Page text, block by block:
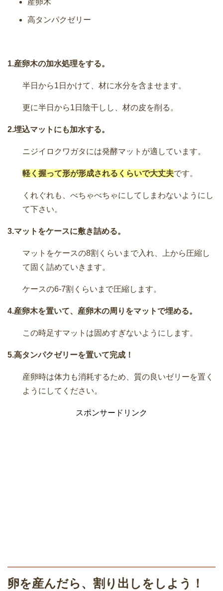
高タンパクゼリー
1.産卵木の加水処理をする。
半日から1日かけて、材に水分を含ませます。
更に半日から1日陰干しし、材の皮を削る。
2.埋込マットにも加水する。
ニジイロクワガタには発酵マットが適しています。
軽く握って形が形成されるくらいで大丈夫です。
くれぐれも、べちゃべちゃにしてしまわないようにし
て下さい。
3.マットをケースに敷き詰める。
マットをケースの8割くらいまで入れ、上から圧縮し
て固く詰めていきます。
ケースの6-7割くらいまで圧縮します。
4.産卵木を置いて、産卵木の周りをマットで埋める。
この時足すマットは固めすぎないようにします。
5.高タンパクゼリーを置いて完成！
産卵時は体力も消耗するため、質の良いゼリーを置く
ようにしてください。
スポンサードリンク
卵を産んだら、割り出しをしよう！